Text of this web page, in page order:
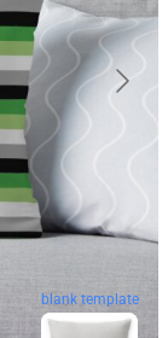
blank template